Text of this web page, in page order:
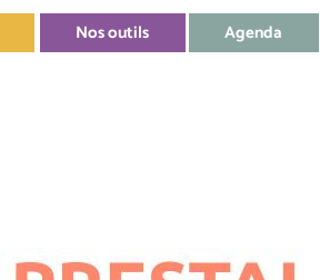
Nos outils Agenda